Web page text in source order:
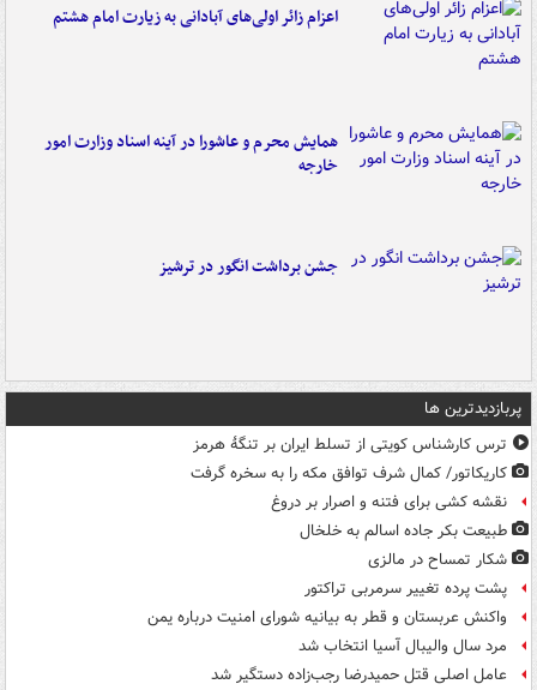
اعزام زائر اولی‌های آبادانی به زیارت امام هشتم
همایش محرم و عاشورا در آینه اسناد وزارت امور
خارجه
جشن برداشت انگور در ترشیز
پربازدیدترین ها
ترس کارشناس کویتی از تسلط ایران بر تنگۀ هرمز
کاریکاتور/ کمال شرف توافق مکه را به سخره گرفت
نقشه کشی برای فتنه و اصرار بر دروغ
طبیعت بکر جاده اسالم به خلخال
شکار تمساح در مالزی
پشت پرده تغییر سرمربی تراکتور
واکنش عربستان و قطر به بیانیه شورای امنیت درباره یمن
مرد سال والیبال آسیا انتخاب شد
عامل اصلی قتل حمیدرضا رجب‌زاده دستگیر شد